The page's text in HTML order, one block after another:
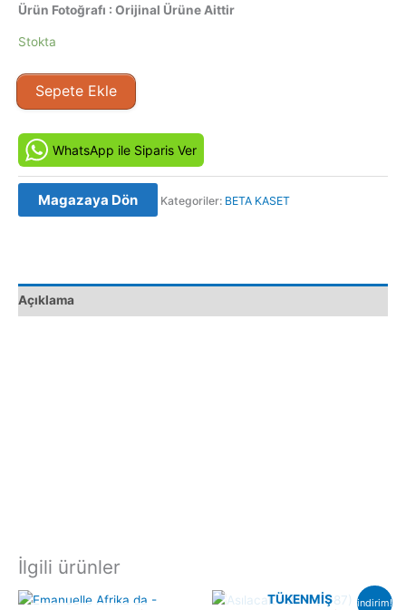
Ürün Fotoğrafı : Orijinal Ürüne Aittir
Stokta
Melek
Yüzlüm
Orjinal
BETA
Video
Kaset
Sepete Ekle
WhatsApp ile Siparis Ver
Magazaya Dön Kategoriler: BETA KASET
Açıklama
İlgili ürünler
indirim!
TÜKENMIŞ